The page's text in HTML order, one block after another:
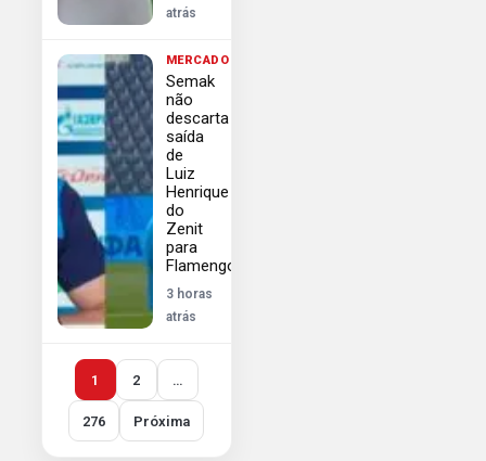
atrás
MERCADO
Semak
não
descarta
saída
de
Luiz
Henrique
do
Zenit
para
Flamengo
3 horas
atrás
1 2 …
276 Próxima